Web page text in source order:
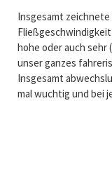
Insgesamt
hohe oder auch sehr
unser ganzes
Insgesamt
mal wuchtig und bei